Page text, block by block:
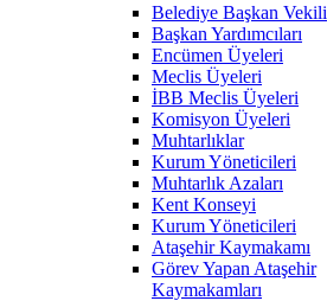
Belediye Başkan Vekili
Başkan Yardımcıları
Encümen Üyeleri
Meclis Üyeleri
İBB Meclis Üyeleri
Komisyon Üyeleri
Muhtarlıklar
Kurum Yöneticileri
Muhtarlık Azaları
Kent Konseyi
Kurum Yöneticileri
Ataşehir Kaymakamı
Görev Yapan Ataşehir
Kaymakamları